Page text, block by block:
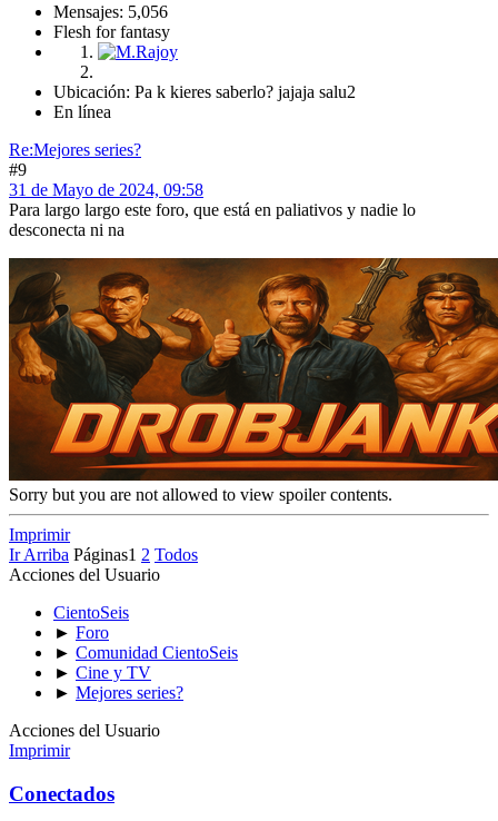
Mensajes: 5,056
Flesh for fantasy
Ubicación: Pa k kieres saberlo? jajaja salu2
En línea
Re:Mejores series?
#9
31 de Mayo de 2024, 09:58
Para largo largo este foro, que está en paliativos y nadie lo
desconecta ni na
Sorry but you are not allowed to view spoiler contents.
Imprimir
Ir Arriba Páginas1 2 Todos
Acciones del Usuario
CientoSeis
► Foro
► Comunidad CientoSeis
► Cine y TV
► Mejores series?
Acciones del Usuario
Imprimir
Conectados